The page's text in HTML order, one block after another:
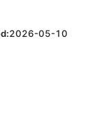
2026-05-10